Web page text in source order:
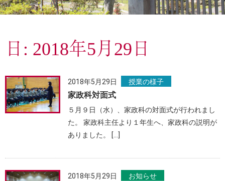
日: 2018年5月29日
2018年5月29日 授業の様子
家政科対面式
５月９日（水）、家政科の対面式が行われまし
た。 家政科主任より１年生へ、家政科の説明が
ありました。 […]
2018年5月29日 お知らせ